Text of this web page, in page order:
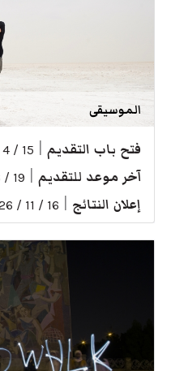
الموسيقى
فتح باب التقديم 15 / 4 / 2026
آخر موعد للتقديم 19 / 6 / 2026
إعلان النتائج 16 / 11 / 2026